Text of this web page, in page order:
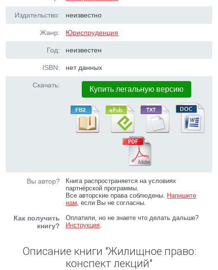
Издательство: неизвестно
Жанр: Юриспруденция
Год: неизвестен
ISBN: нет данных
Скачать: Купить легальную версию
Вы автор?
Книга распространяется на условиях
партнёрской программы.
Все авторские права соблюдены. Напишите
нам, если Вы не согласны.
Как получить
книгу?
Оплатили, но не знаете что делать дальше?
Инструкция.
Описание книги "Жилищное право:
конспект лекций"